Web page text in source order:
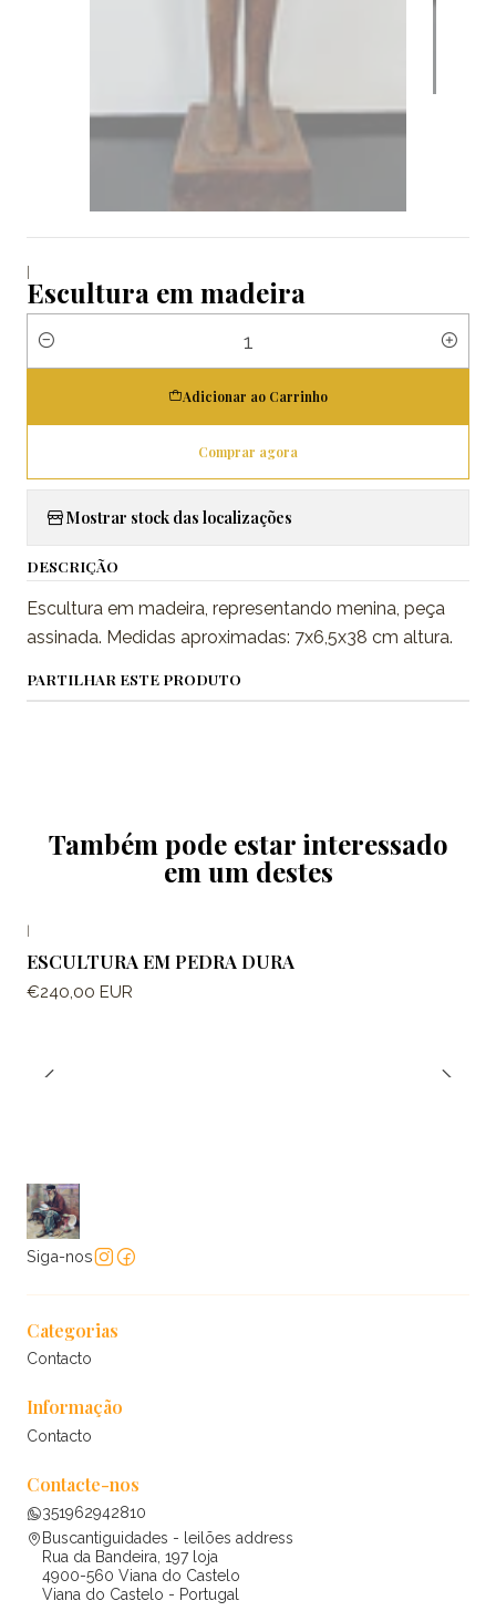
|
Escultura em madeira
Quantidade
Adicionar ao Carrinho
Comprar agora
Mostrar stock das localizações
DESCRIÇÃO
Escultura em madeira, representando menina, peça
assinada. Medidas aproximadas: 7x6,5x38 cm altura.
PARTILHAR ESTE PRODUTO
Também pode estar interessado
em um destes
|
ESCULTURA EM PEDRA DURA
€240,00 EUR
Siga-nos
Categorias
Contacto
Informação
Contacto
Contacte-nos
351962942810
Buscantiguidades - leilões address
Rua da Bandeira, 197 loja
4900-560 Viana do Castelo
Viana do Castelo - Portugal